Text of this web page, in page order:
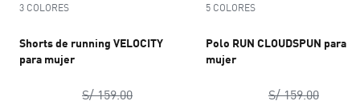
3 COLORES
Shorts de running VELOCITY
para mujer
S/ 159.00precio original S/ 159.00
5 COLORES
Polo RUN CLOUDSPUN para
mujer
S/ 159.00precio